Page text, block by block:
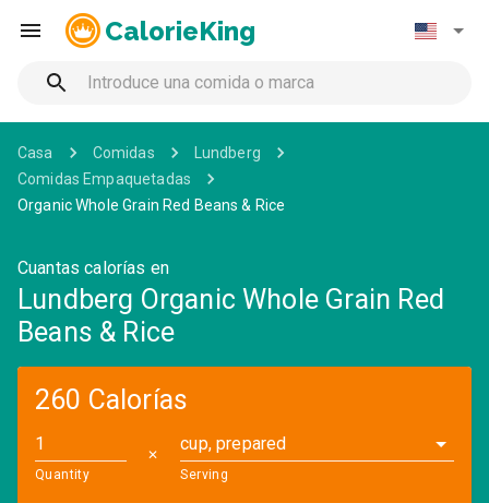
CalorieKing
Casa Comidas
Lundberg
Comidas Empaquetadas
Organic Whole Grain Red Beans & Rice
Cuantas calorías en
Lundberg Organic Whole Grain Red
Beans & Rice
260 Calorías
Quantity
✕
cup, prepared
Serving